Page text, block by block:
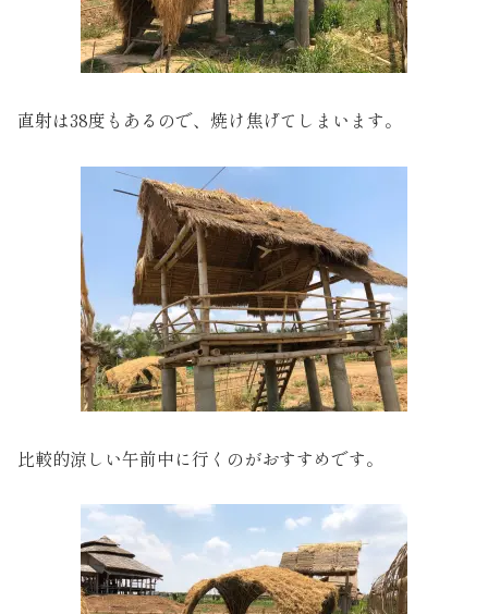
直射は38度もあるので、焼け焦げてしまいます。
比較的涼しい午前中に行くのがおすすめです。